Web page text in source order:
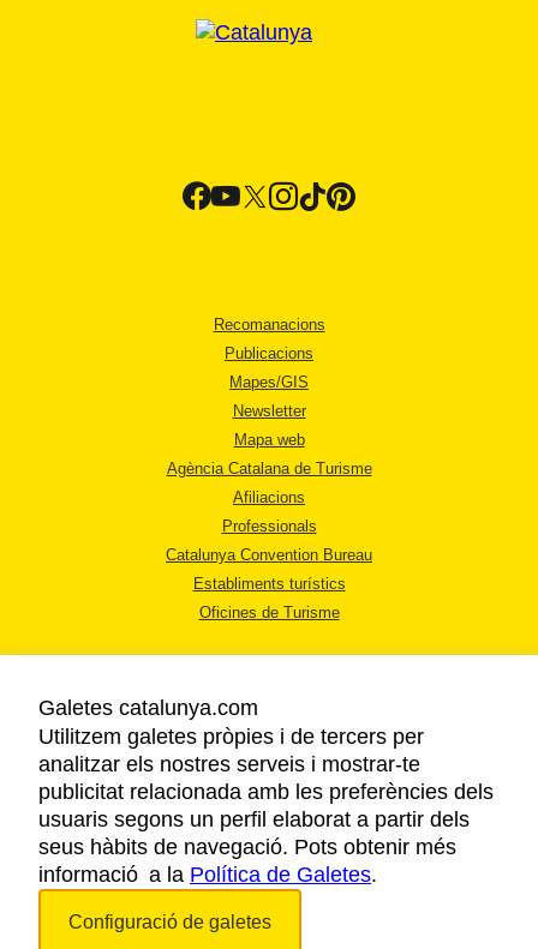
Recomanacions
Publicacions
Mapes/GIS
Newsletter
Mapa web
Agència Catalana de Turisme
Afiliacions
Professionals
Catalunya Convention Bureau
Establiments turístics
Oficines de Turisme
AVÍS LEGAL
POLÍTICA DE PRIVACITAT
COOKIES
ACCESSIBILITAT
Galetes catalunya.com
Utilitzem galetes pròpies i de tercers per
analitzar els nostres serveis i mostrar-te
publicitat relacionada amb les preferències dels
usuaris segons un perfil elaborat a partir dels
seus hàbits de navegació. Pots obtenir més
informació a la Política de Galetes.
Configuració de galetes